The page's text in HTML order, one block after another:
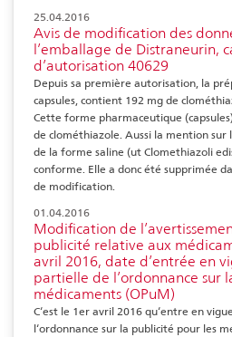
25.04.2016
Avis de modification des
l’emballage de Distraneurin,
d’autorisation 40629
Depuis sa première autorisation, la
capsules, contient 192 mg de
Cette forme pharmaceutique
de clométhiazole. Aussi la mention
de la forme saline (ut Clomethiazoli
conforme. Elle a donc été supprimée
de modification.
01.04.2016
Modification de
publicité relative aux
avril 2016, date d’entrée en
partielle de l’ordonnance sur
médicaments (OPuM)
C‘est le 1er avril 2016 qu‘entre en
l‘ordonnance sur la publicité pour les